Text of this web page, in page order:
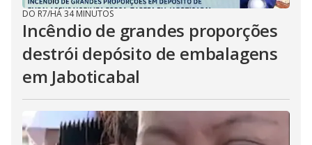
DO R7/HÁ 34 MINUTOS
Incêndio de grandes proporções
destrói depósito de embalagens
em Jaboticabal